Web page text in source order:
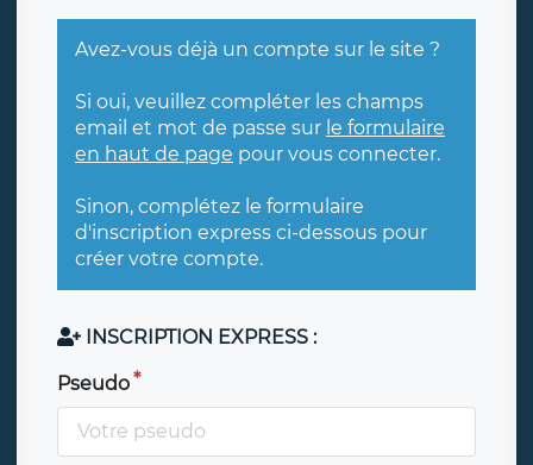
Avez-vous déjà un compte sur le site ?
Si oui, veuillez compléter les champs
email et mot de passe sur le formulaire
en haut de page pour vous connecter.
Sinon, complétez le formulaire
d'inscription express ci-dessous pour
créer votre compte.
INSCRIPTION EXPRESS :
Pseudo